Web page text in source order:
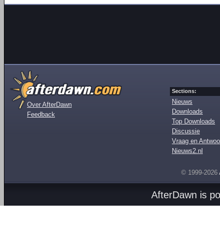
Over AfterDawn
Feedback
Sections:
Nieuws
Downloads
Top Downloads
Discussie
Vraag en
Nieuws2.nl
© 1999-2026
AfterDawn is